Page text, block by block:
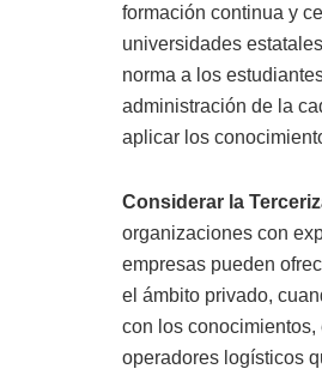
formación continua y
universidades
norma a los
administración de la
aplicar los
Considerar la
organizaciones con
empresas pueden
el ámbito privado,
con los
operadores logísticos